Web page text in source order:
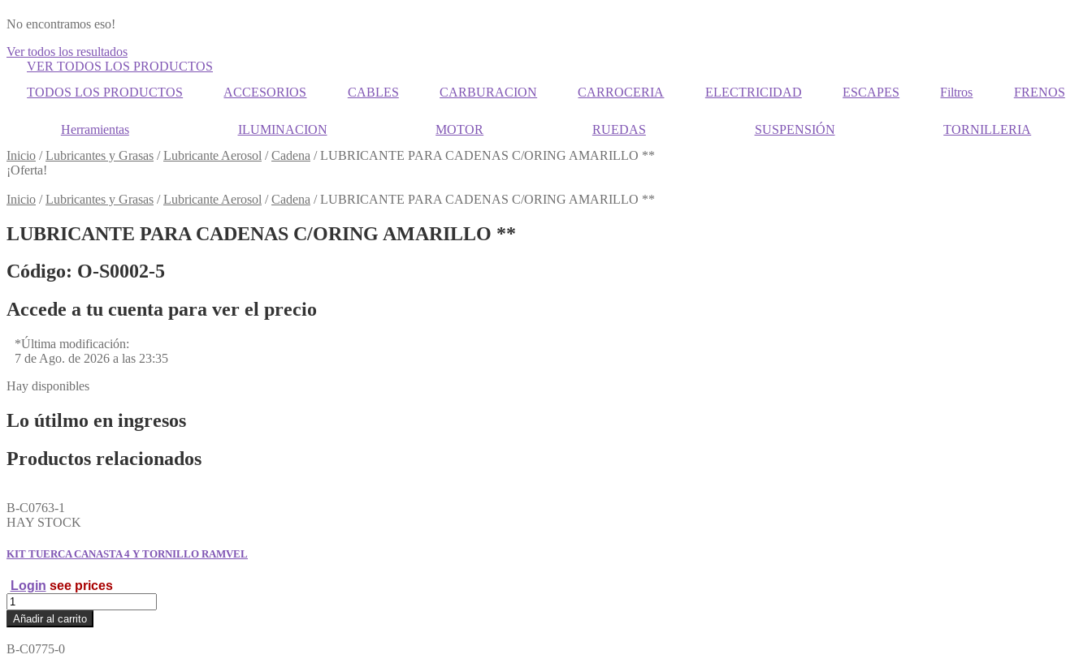
No encontramos eso!
Ver todos los resultados
VER TODOS LOS PRODUCTOS
TODOS LOS PRODUCTOS
ACCESORIOS CABLES CARBURACION CARROCERIA ELECTRICIDAD ESCAPES Filtros FRENOS
Herramientas ILUMINACION MOTOR RUEDAS SUSPENSIÓN
TORNILLERIA
Inicio /Lubricantes y Grasas /Lubricante Aerosol /Cadena /LUBRICANTE PARA CADENAS C/ORING AMARILLO **
¡Oferta!
Inicio /Lubricantes y Grasas /Lubricante Aerosol /Cadena /LUBRICANTE PARA CADENAS C/ORING AMARILLO **
LUBRICANTE PARA CADENAS C/ORING AMARILLO **
Código: O-S0002-5
Accede a tu cuenta para ver el precio
*Última modificación:
7 de Ago. de 2026 a las 23:35
Hay disponibles
Lo útilmo en ingresos
Productos relacionados
B-C0763-1
HAY STOCK
KIT TUERCA CANASTA 4 Y TORNILLO RAMVEL
Login see prices
KIT
TUERCA
CANASTA
4
Añadir al carrito
B-C0775-0